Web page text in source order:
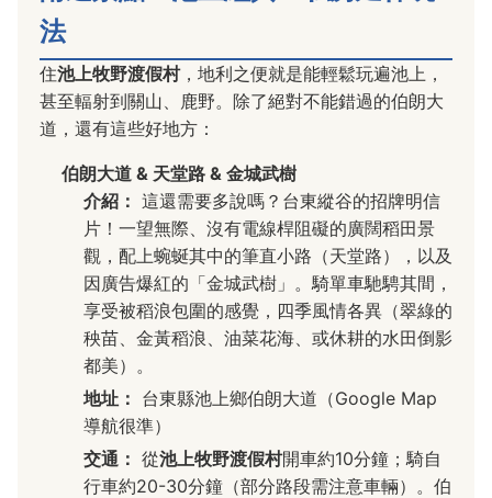
法
住池上牧野渡假村，地利之便就是能輕鬆玩遍池上，
甚至輻射到關山、鹿野。除了絕對不能錯過的伯朗大
道，還有這些好地方：
伯朗大道 & 天堂路 & 金城武樹
介紹： 這還需要多說嗎？台東縱谷的招牌明信
片！一望無際、沒有電線桿阻礙的廣闊稻田景
觀，配上蜿蜒其中的筆直小路（天堂路），以及
因廣告爆紅的「金城武樹」。騎單車馳騁其間，
享受被稻浪包圍的感覺，四季風情各異（翠綠的
秧苗、金黃稻浪、油菜花海、或休耕的水田倒影
都美）。
地址： 台東縣池上鄉伯朗大道（Google Map
導航很準）
交通： 從池上牧野渡假村開車約10分鐘；騎自
行車約20-30分鐘（部分路段需注意車輛）。伯